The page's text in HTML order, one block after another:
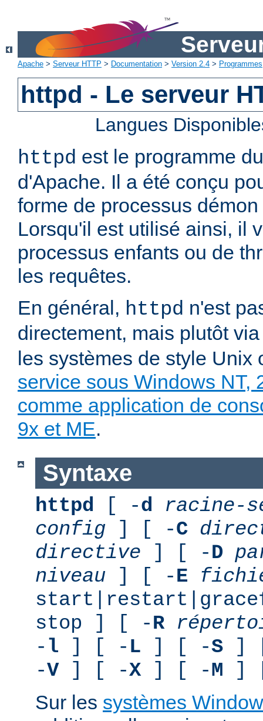
Apache > Serveur HTTP > Documentation > Version 2.4 > Programmes
httpd - Le serveur
Langues
httpd est le programme
d'Apache. Il a été conçu
forme de processus
Lorsqu'il est utilisé ainsi, il
processus enfants ou de
les requêtes.
En général, httpd n'est
directement, mais plutôt
les systèmes de style Unix
service sous Windows NT,
comme application de
9x et ME.
Syntaxe
httpd [ -d
racine-
config ] [ -C
directive ] [ -D
niveau ] [ -E
stop ] [ -R
- l ] [ - L ] [ -S ]
-V] [ -X] [ -M ]
Sur les systèmes